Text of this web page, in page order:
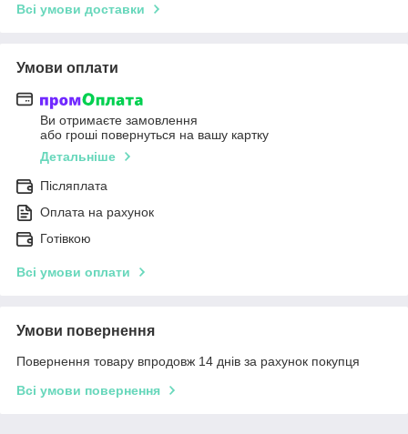
Всі умови доставки
Умови оплати
Ви отримаєте замовлення
або гроші повернуться на вашу картку
Детальніше
Післяплата
Оплата на рахунок
Готівкою
Всі умови оплати
Умови повернення
Повернення товару впродовж 14 днів за рахунок покупця
Всі умови повернення